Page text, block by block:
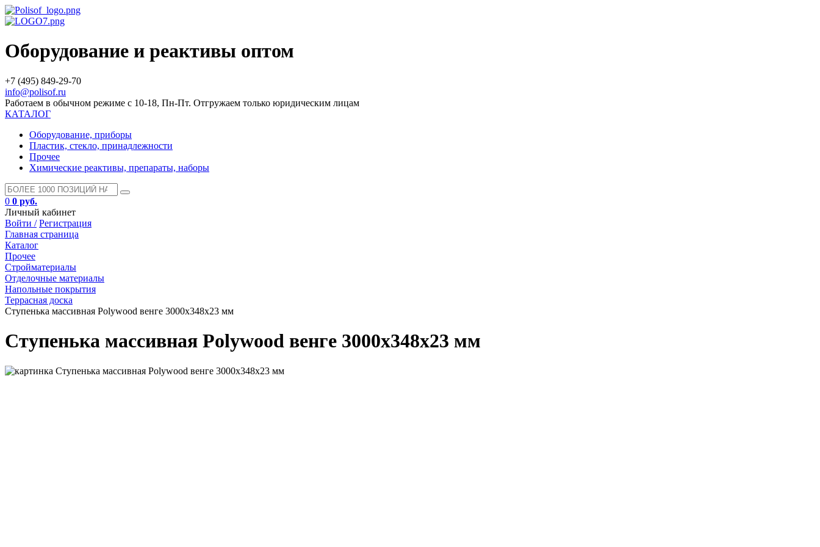
Оборудование и реактивы оптом
+7 (495) 849-29-70
info@polisof.ru
Работаем в обычном режиме с 10-18, Пн-Пт. Отгружаем только юридическим лицам
КАТАЛОГ
Оборудование, приборы
Пластик, стекло, принадлежности
Прочее
Химические реактивы, препараты, наборы
0 0 руб.
Личный кабинет
Войти / Регистрация
Главная страница
Каталог
Прочее
Стройматериалы
Отделочные материалы
Напольные покрытия
Террасная доска
Ступенька массивная Polywood венге 3000х348х23 мм
Ступенька массивная Polywood венге 3000х348х23 мм